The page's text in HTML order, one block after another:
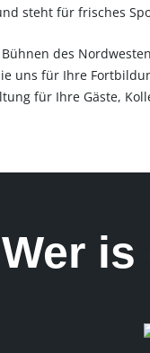
steht für frisches
des
uns für Ihre
für Ihre Gäste,
Wer is